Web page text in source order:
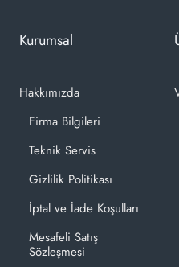
Kurumsal
Hakkımızda
Firma Bilgileri
Teknik Servis
Gizlilik Politikası
İptal ve İade Koşulları
Mesafeli Satış
Sözleşmesi